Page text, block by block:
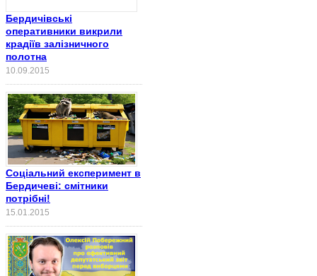
Бердичівські
оперативники викрили
крадіїв залізничного
полотна
10.09.2015
Соціальний експеримент в
Бердичеві: смітники
потрібні!
15.01.2015